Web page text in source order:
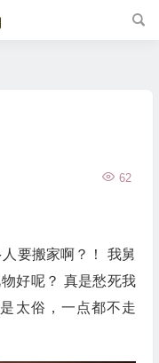
62
要搬家啊？！ 我舅
好呢？ 真是愁死我
太俗，一点都不走